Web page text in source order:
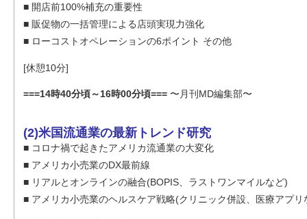
■ 開店前100%補充の重要性
■ 販促物の一括管理による店頭実現力強化
■ ローコストオペレーションの6ポイント その他
[休憩10分]
===14時40分頃～16時00分頃=== 〜月刊MD編集部〜
(2)米国流通業の最新トレンド研究
■ コロナ禍で起きたアメリカ流通業の大変化
■ アメリカ小売業のDX最前線
■ リアルとオンラインの融合(BOPIS、ラストワンマイルなど)
■ アメリカ小売業のヘルスケア戦略(クリニック併設、医療アプリ